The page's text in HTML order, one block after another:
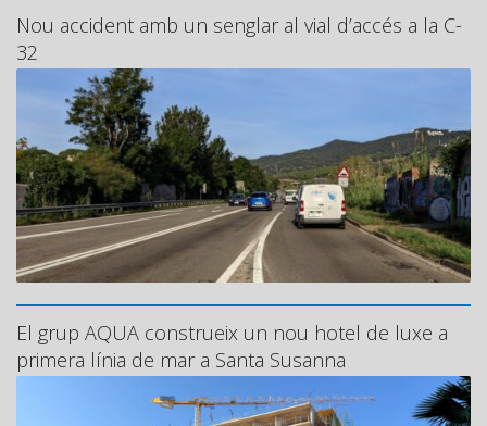
Nou accident amb un senglar al vial d’accés a la C-
32
El grup AQUA construeix un nou hotel de luxe a
primera línia de mar a Santa Susanna